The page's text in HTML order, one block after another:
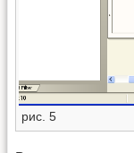
рис. 5